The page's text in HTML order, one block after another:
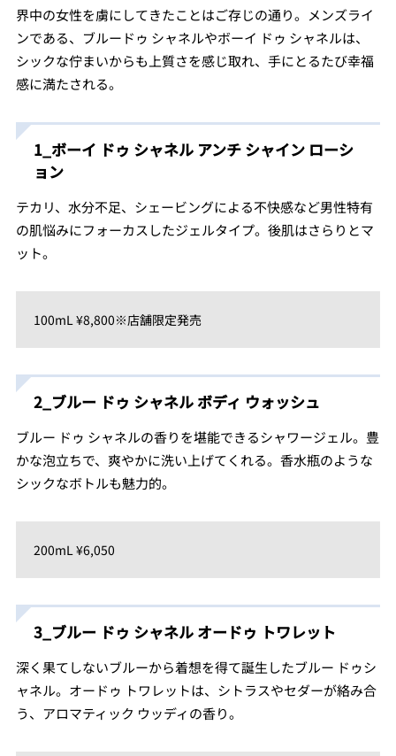
界中の女性を虜にしてきたことはご存じの通り。メンズライ
ンである、ブルードゥ シャネルやボーイ ドゥ シャネルは、
シックな佇まいからも上質さを感じ取れ、手にとるたび幸福
感に満たされる。
1_ボーイ ドゥ シャネル アンチ シャイン ローシ
ョン
テカリ、水分不足、シェービングによる不快感など男性特有
の肌悩みにフォーカスしたジェルタイプ。後肌はさらりとマ
ット。
100mL ¥8,800※店舗限定発売
2_ブルー ドゥ シャネル ボディ ウォッシュ
ブルー ドゥ シャネルの香りを堪能できるシャワージェル。豊
かな泡立ちで、爽やかに洗い上げてくれる。香水瓶のような
シックなボトルも魅力的。
200mL ¥6,050
3_ブルー ドゥ シャネル オードゥ トワレット
深く果てしないブルーから着想を得て誕生したブルー ドゥシ
ャネル。オードゥ トワレットは、シトラスやセダーが絡み合
う、アロマティック ウッディの香り。